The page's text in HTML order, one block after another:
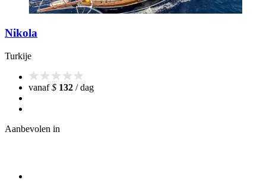
Nikola
Turkije
vanaf$ 132 / dag
Aanbevolen in